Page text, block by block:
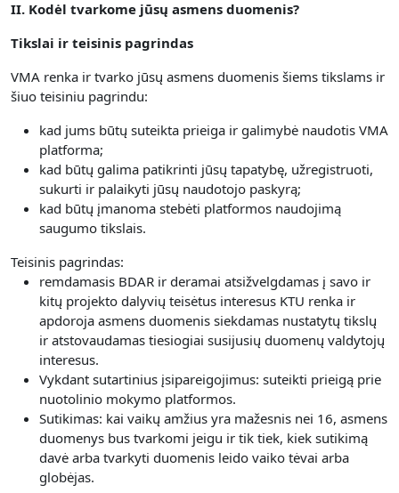
II. Kodėl tvarkome jūsų asmens duomenis?
Tikslai ir teisinis pagrindas
VMA renka ir tvarko jūsų asmens duomenis šiems tikslams ir
šiuo teisiniu pagrindu:
kad jums būtų suteikta prieiga ir galimybė naudotis VMA
platforma;
kad būtų galima patikrinti jūsų tapatybę, užregistruoti,
sukurti ir palaikyti jūsų naudotojo paskyrą;
kad būtų įmanoma stebėti platformos naudojimą
saugumo tikslais.
Teisinis pagrindas:
remdamasis BDAR ir deramai atsižvelgdamas į savo ir
kitų projekto dalyvių teisėtus interesus KTU renka ir
apdoroja asmens duomenis siekdamas nustatytų tikslų
ir atstovaudamas tiesiogiai susijusių duomenų valdytojų
interesus.
Vykdant sutartinius įsipareigojimus: suteikti prieigą prie
nuotolinio mokymo platformos.
Sutikimas: kai vaikų amžius yra mažesnis nei 16, asmens
duomenys bus tvarkomi jeigu ir tik tiek, kiek sutikimą
davė arba tvarkyti duomenis leido vaiko tėvai arba
globėjas.